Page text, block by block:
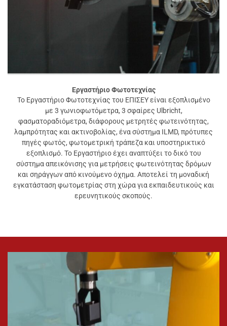
Εργαστήριο Φωτοτεχνίας
Το Εργαστήριο Φωτοτεχνίας του ΕΠΙΣΕΥ είναι εξοπλισμένο
με 3 γωνιοφωτόμετρα, 3 σφαίρες Ulbricht,
φασματοραδιόμετρα, διάφορους μετρητές φωτεινότητας,
λαμπρότητας και ακτινοβολίας, ένα σύστημα ILMD, πρότυπες
πηγές φωτός, φωτομετρική τράπεζα και υποστηρικτικό
εξοπλισμό. Το Εργαστήριο έχει αναπτύξει το δικό του
σύστημα απεικόνισης για μετρήσεις φωτεινότητας δρόμων
και σηράγγων από κινούμενο όχημα. Αποτελεί τη μοναδική
εγκατάσταση φωτομετρίας στη χώρα για εκπαιδευτικούς και
ερευνητικούς σκοπούς.